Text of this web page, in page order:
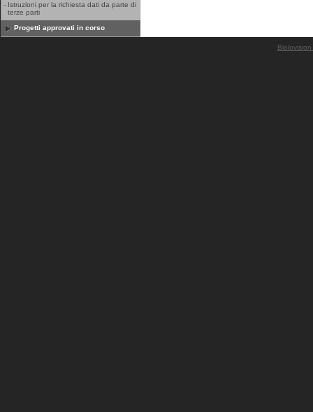
- Istruzioni per la richiesta dati da parte di
terze parti
Progetti approvati in corso
Biolovision